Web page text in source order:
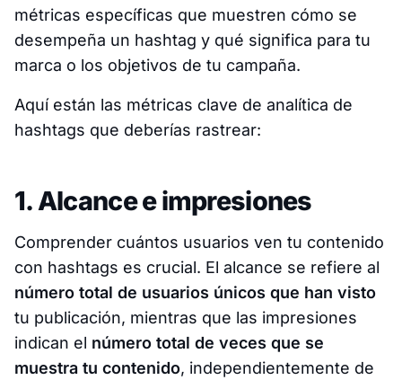
métricas específicas que muestren cómo se
desempeña un hashtag y qué significa para tu
marca o los objetivos de tu campaña.
Aquí están las métricas clave de analítica de
hashtags que deberías rastrear:
1. Alcance e impresiones
Comprender cuántos usuarios ven tu contenido
con hashtags es crucial. El alcance se refiere al
número total de usuarios únicos que han visto
tu publicación, mientras que las impresiones
indican el número total de veces que se
muestra tu contenido, independientemente de